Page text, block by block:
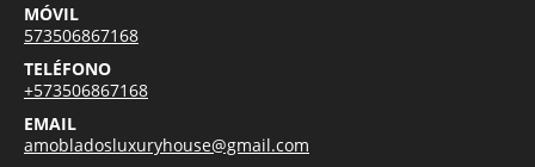
MÓVIL
573506867168
TELÉFONO
+573506867168
EMAIL
amobladosluxuryhouse@gmail.com